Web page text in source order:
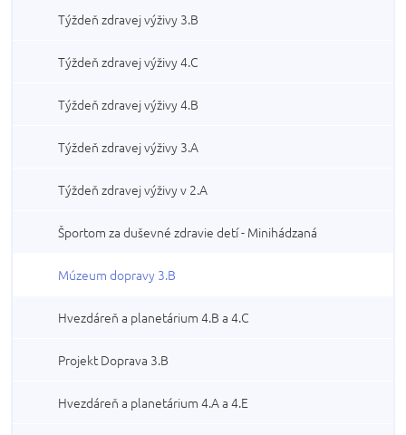
Týždeň zdravej výživy 3.B
Týždeň zdravej výživy 4.C
Týždeň zdravej výživy 4.B
Týždeň zdravej výživy 3.A
Týždeň zdravej výživy v 2.A
Športom za duševné zdravie detí - Minihádzaná
Múzeum dopravy 3.B
Hvezdáreň a planetárium 4.B a 4.C
Projekt Doprava 3.B
Hvezdáreň a planetárium 4.A a 4.E